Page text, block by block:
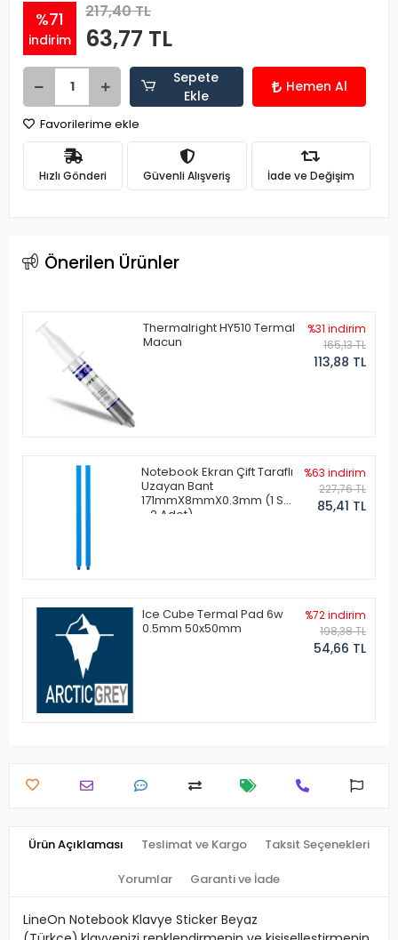
%71
indirim
217,40 TL
63,77 TL
Sepete
Ekle
Hemen Al
Favorilerime ekle
Hızlı Gönderi Güvenli Alışveriş İade ve Değişim
Önerilen Ürünler
Thermalright HY510 Termal
Macun
%31 indirim
165,13 TL
113,88 TL
Notebook Ekran Çift Taraflı
Uzayan Bant
171mmX8mmX0.3mm (1 Set
- 2 Adet)
%63 indirim
227,76 TL
85,41 TL
Ice Cube Termal Pad 6w
0.5mm 50x50mm
%72 indirim
198,38 TL
54,66 TL
Ürün Açıklaması Teslimat ve Kargo Taksit Seçenekleri
Yorumlar Garanti ve İade
LineOn Notebook Klavye Sticker Beyaz